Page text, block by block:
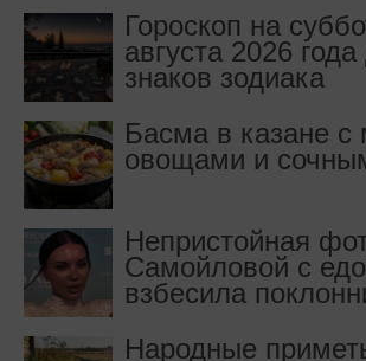
Гороскоп на
августа 2026
знаков зодиака
Басма в казане
овощами и
Непристойная
Самойловой с
взбесила
Народные